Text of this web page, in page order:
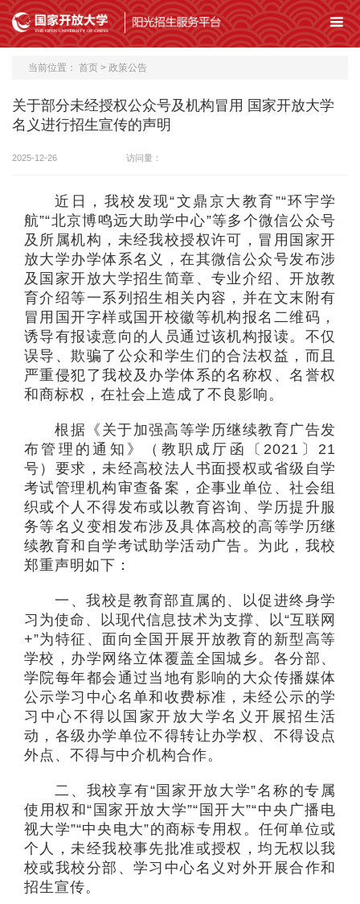
当前位置： 首页 > 政策公告
关于部分未经授权公众号及机构冒用 国家开放大学
名义进行招生宣传的声明
2025-12-26 访问量：
近日，我校发现“文鼎京大教育”“环宇学
航”“北京博鸣远大助学中心”等多个微信公众号
及所属机构，未经我校授权许可，冒用国家开
放大学办学体系名义，在其微信公众号发布涉
及国家开放大学招生简章、专业介绍、开放教
育介绍等一系列招生相关内容，并在文末附有
冒用国开字样或国开校徽等机构报名二维码，
诱导有报读意向的人员通过该机构报读。不仅
误导、欺骗了公众和学生们的合法权益，而且
严重侵犯了我校及办学体系的名称权、名誉权
和商标权，在社会上造成了不良影响。
根据《关于加强高等学历继续教育广告发
布管理的通知》（教职成厅函〔2021〕21
号）要求，未经高校法人书面授权或省级自学
考试管理机构审查备案，企事业单位、社会组
织或个人不得发布或以教育咨询、学历提升服
务等名义变相发布涉及具体高校的高等学历继
续教育和自学考试助学活动广告。为此，我校
郑重声明如下：
一、我校是教育部直属的、以促进终身学
习为使命、以现代信息技术为支撑、以“互联网
+”为特征、面向全国开展开放教育的新型高等
学校，办学网络立体覆盖全国城乡。各分部、
学院每年都会通过当地有影响的大众传播媒体
公示学习中心名单和收费标准，未经公示的学
习中心不得以国家开放大学名义开展招生活
动，各级办学单位不得转让办学权、不得设点
外点、不得与中介机构合作。
二、我校享有“国家开放大学”名称的专属
使用权和“国家开放大学”“国开大”“中央广播电
视大学”“中央电大”的商标专用权。任何单位或
个人，未经我校事先批准或授权，均无权以我
校或我校分部、学习中心名义对外开展合作和
招生宣传。